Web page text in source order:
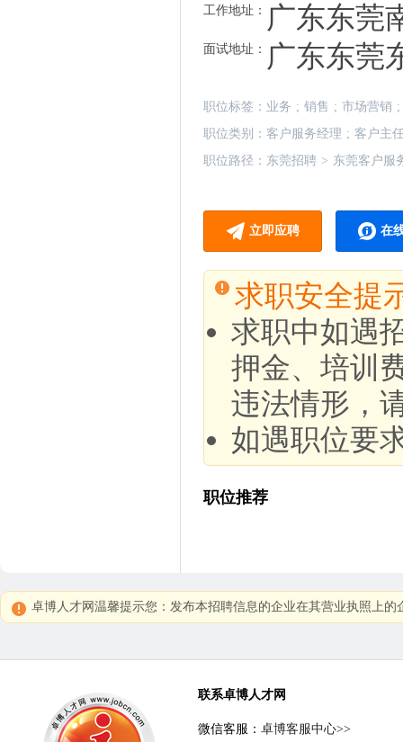
工作地址： 广东东莞
面试地址： 广东东莞
职位标签： 业务 ; 销售 ; 市场营销 ;
职位类别： 客户服务经理 ; 客户主
职位路径： 东莞招聘 > 东莞客户服
立即应聘 在
求职安全提
求职中如遇
押金、培训
违法情形，
如遇职位要
职位推荐
卓博人才网温馨提示您：发布本招聘信息的企业在其营业执照上
联系卓博人才网
微信客服： 卓博客服中心>>